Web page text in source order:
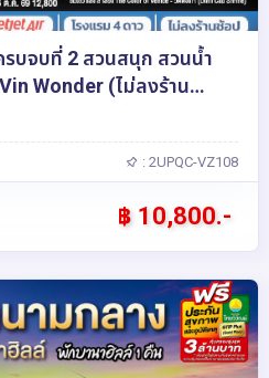
บจบที่ 2 สวนสนุก สวนน้ำ
(ไม่ลงร้าน
: 2UPQC-VZ108
฿ 10,800.-